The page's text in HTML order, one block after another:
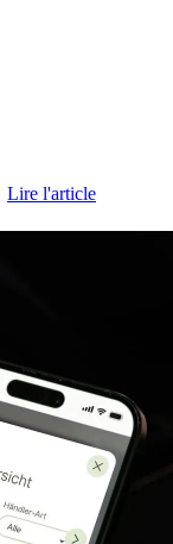
Lire l'article